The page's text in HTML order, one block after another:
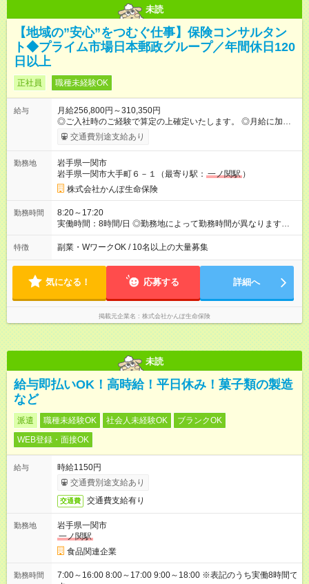
未読
【地域の”安心”をつむぐ仕事】保険コンサルタン
ト◆プライム市場日本郵政グループ／年間休日120
日以上
正社員 職種未経験OK
給与
月給256,800円～310,350円
◎ご入社時のご経験で算定の上確定いたします。 ◎月給に加え
て、諸手当（残業手当・住居手当・扶養手当・営業手当など）
+賞与年2回を支給します。 ◎諸手当については通勤・住居・扶
月あり。待遇に変更はありません。 ◎実績に応じた営業手当が
別途支給されます。 【試用期間】試用期間あり 試用期間の長
さ：6ヶ月 雇用形態、給与は本採用時と同じです。
交通費別途支給あり
勤務地
岩手県一関市
岩手県一関市大手町６－１（最寄り駅： 一ノ関駅 ）
株式会社かんぽ生命保険
勤務時間
8:20～17:20
実働時間：8時間/日 ◎勤務地によって勤務時間が異なります
（8：20～17：20、8：50～17：50など） ◎残業時間は月平均
9.4時間です。
特徴 副業・WワークOK / 10名以上の大量募集
気になる！ 応募する 詳細へ
掲載元企業名 株式会社かんぽ生命保険
未読
給与即払いOK！高時給！平日休み！菓子類の製造
など
派遣 職種未経験OK 社会人未経験OK
ブランクOK
WEB登録・面接OK
給与
時給1150円
交通費別途支給あり
交通費 交通費支給有り
勤務地
岩手県一関市
一ノ関駅
食品関連企業
勤務時間
7:00～16:00 8:00～17:00 9:00～18:00 ※表記のうち実働8時間で